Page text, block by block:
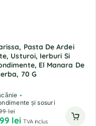
Pasta De Ardei
Usturoi, Ierburi Si
El Manara De
70 G
și sosuri
lei
lei TVA inclus